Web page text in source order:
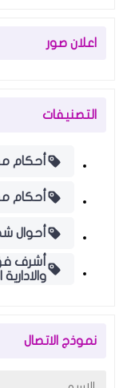
اعلان صور
التصنيفات
أحكام
أحكام
أحوال
أشرف
والادارية
نموذج الاتصال